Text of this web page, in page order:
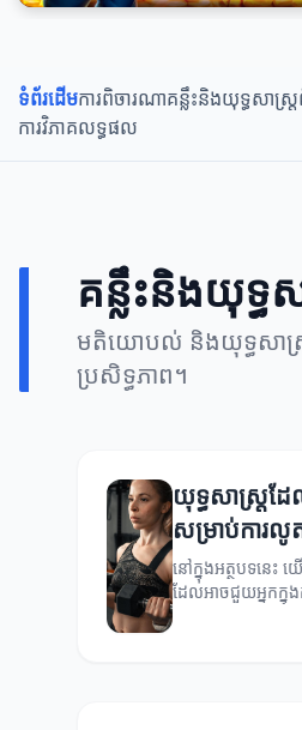
ទំព័រដើមការពិចារណាគន្លឹះនិងយុទ្ធសាស្ត្រ
ការវិភាគលទ្ធផល
គន្លឹះនិងយុទ្ធ
មតិយោបល់ និងយុទ្ធសាស្ត្រ
ប្រសិទ្ធភាព។
យុទ្ធសាស្ត្រដ
សម្រាប់ការលូ
នៅក្នុងអត្ថបទនេះ
ដែលអាចជួយអ្នកក្នុ